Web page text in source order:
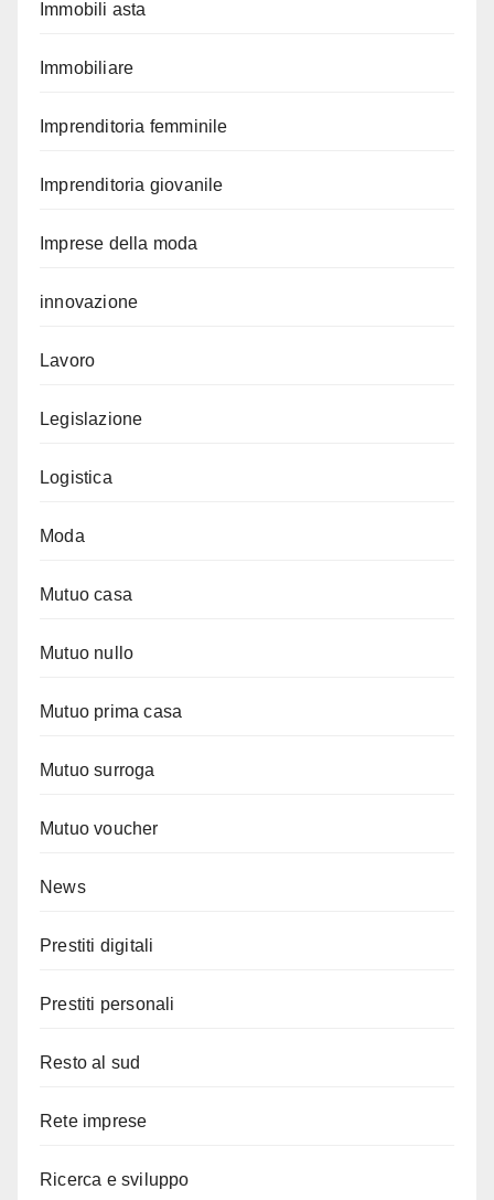
Immobili asta
Immobiliare
Imprenditoria femminile
Imprenditoria giovanile
Imprese della moda
innovazione
Lavoro
Legislazione
Logistica
Moda
Mutuo casa
Mutuo nullo
Mutuo prima casa
Mutuo surroga
Mutuo voucher
News
Prestiti digitali
Prestiti personali
Resto al sud
Rete imprese
Ricerca e sviluppo